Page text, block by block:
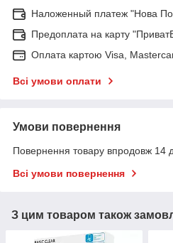
Наложенный платеж "Нова
Предоплата на карту
Оплата картою Visa,
Всі умови оплати
Умови повернення
Повернення товару впродовж 14
Всі умови повернення
З цим товаром також